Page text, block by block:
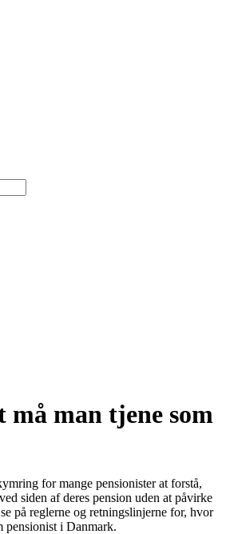
må man tjene som
for mange pensionister at forstå,
siden af deres pension uden at påvirke
på reglerne og retningslinjerne for, hvor
pensionist i Danmark.